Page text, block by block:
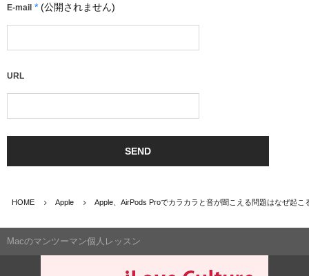
E-mail * (公開されません)
URL
HOME Apple Apple、AirPods Proでカラカラと音が聞こえる問題はなぜ起こ
Macのマンツーマン個人レッスン